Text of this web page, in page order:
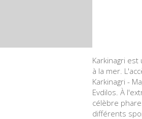
Karkinagri
à la mer.
Karkinagri -
Evdilos. À
célèbre
différents